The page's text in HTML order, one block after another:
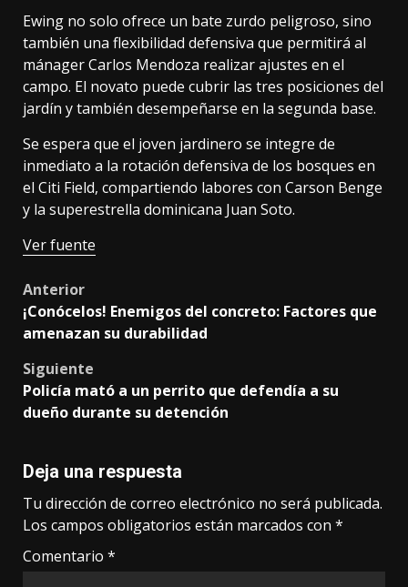
Ewing no solo ofrece un bate zurdo peligroso, sino
también una flexibilidad defensiva que permitirá al
mánager Carlos Mendoza realizar ajustes en el
campo. El novato puede cubrir las tres posiciones del
jardín y también desempeñarse en la segunda base.
Se espera que el joven jardinero se integre de
inmediato a la rotación defensiva de los bosques en
el Citi Field, compartiendo labores con Carson Benge
y la superestrella dominicana Juan Soto.
Ver fuente
Post
navigation
Anterior
¡Conócelos! Enemigos del concreto: Factores que
amenazan su durabilidad
Siguiente
Policía mató a un perrito que defendía a su
dueño durante su detención
Deja una respuesta
Tu dirección de correo electrónico no será publicada.
Los campos obligatorios están marcados con *
Comentario *